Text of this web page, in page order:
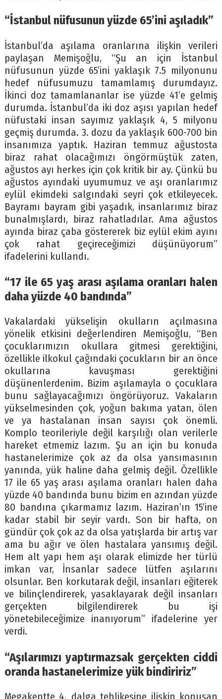
“İstanbul nüfusunun yüzde 65’ini aşıladık”
İstanbul’da aşılama oranlarına ilişkin verileri
paylaşan Memişoğlu, “Şu an için İstanbul
nüfusunun yüzde 65’ini yaklaşık 7.5 milyonunu
hedef nüfusumuzu tamamlamış durumdayız.
İkinci doz tamamlananlar ise yüzde 41’e gelmiş
durumda. İstanbul’da iki doz aşısı yapılan hedef
nüfustaki insan sayımız yaklaşık 4, 5 milyonu
geçmiş durumda. 3. dozu da yaklaşık 600-700 bin
insanımıza yaptık. Haziran temmuz ağustosta
biraz rahat olacağımızı öngörmüştük zaten,
ağustos ayı herkes için çok kritik bir ay. Çünkü bu
ağustos ayındaki uyumumuz ve aşı oranlarımız
eylül ekimdeki salgındaki seyri çok etkileyecek.
Bayramı bayram gibi yaşadık, insanlarımız biraz
bunalmışlardı, biraz rahatladılar. Ama ağustos
ayında biraz çaba göstererek biz eylül ekim ayını
çok rahat geçireceğimizi düşünüyorum”
ifadelerini kullandı.
“17 ile 65 yaş arası aşılama oranları halen
daha yüzde 40 bandında”
Vakalardaki yükselişin okulların açılmasına
yönelik etkisini değerlendiren Memişoğlu, “Ben
çocuklarımızın okullara gitmesi gerektiğini,
özellikle ilkokul çağındaki çocukların bir an önce
okullarına kavuşması gerektiğini
düşünenlerdenim. Bizim aşılamayla o çocuklara
bunu sağlayacağımızı öngörüyoruz. Vakaların
yükselmesinden çok, yoğun bakıma yatan, ölen
ve ya hastalanan insan sayısı çok önemli.
Komplo teorileriyle değil karşılığı olan verilerle
hareket etmemiz lazım. Şu an için bu konuda
hastanelerimize çok az da olsa yansımasının
yanında, yük haline daha gelmiş değil. Özellikle
17 ile 65 yaş arası aşılama oranları halen daha
yüzde 40 bandında bunu bizim en azından yüzde
80 bandına çıkarmamız lazım. Haziran’ın 15’ine
kadar stabil bir seyir vardı. Son bir hafta, on
gündür çok çok az da olsa yatışlarda bir artış var
ama bu ağır ve ölen hastalara yansımış değil.
Hem alt yapı hem aşı olarak elimizde her türlü
imkan var, İnsanlar sadece lütfen aşılarını
olsunlar. Ben korkutarak değil, insanları eğiterek
ve bilinçlendirerek, yasaklayarak değil insanları
gerçekten bilgilendirerek bu işi
yönetebileceğimize inanıyorum” ifadelerine yer
verdi.
“Aşılarımızı yaptırmazsak gerçekten ciddi
oranda hastanelerimize yük bindiririz”